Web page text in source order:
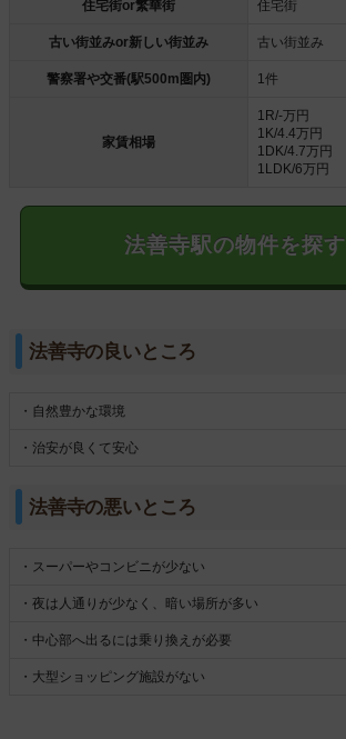
住宅街or繁華街 住宅街
古い街並みor新しい街並み 古い街並み
警察署や交番(駅500m圏内) 1件
家賃相場
1R/-万円
1K/4.4万円
1DK/4.7万円
1LDK/6万円
法善寺駅の物件を探す
法善寺の良いところ
・自然豊かな環境
・治安が良くて安心
法善寺の悪いところ
・スーパーやコンビニが少ない
・夜は人通りが少なく、暗い場所が多い
・中心部へ出るには乗り換えが必要
・大型ショッピング施設がない